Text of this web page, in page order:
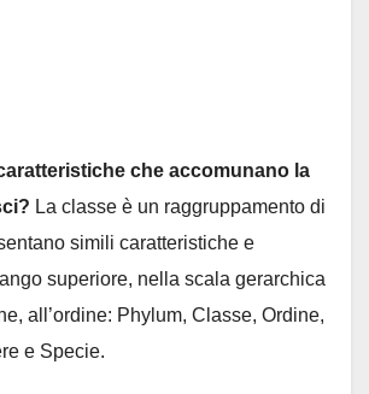
che accomunano la
La classe è un raggruppamento di
simili caratteristiche e
superiore, nella scala gerarchica
all’ordine: Phylum, Classe, Ordine,
e Specie.